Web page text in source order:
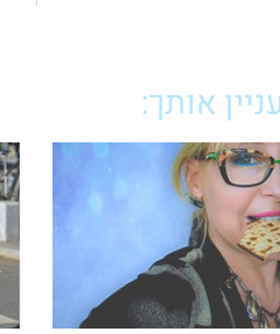
אותך: